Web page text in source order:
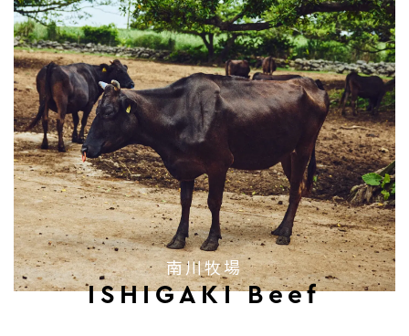
ISHIGAKI Beef
南川牧場